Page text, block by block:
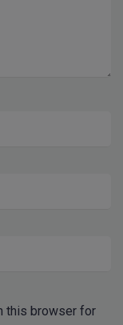
this browser for